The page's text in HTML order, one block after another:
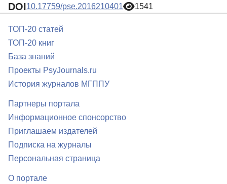
DOI10.17759/pse.2016210401 1541
ТОП-20 статей
ТОП-20 книг
База знаний
Проекты PsyJournals.ru
История журналов МГППУ
Партнеры портала
Информационное спонсорство
Приглашаем издателей
Подписка на журналы
Персональная страница
О портале